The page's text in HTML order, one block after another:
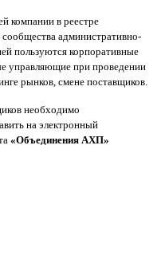
компании в реестре
административно-
пользуются корпоративные
управляющие при проведении
рынков, смене поставщиков.
необходимо
на электронный
«Объединения АХП»